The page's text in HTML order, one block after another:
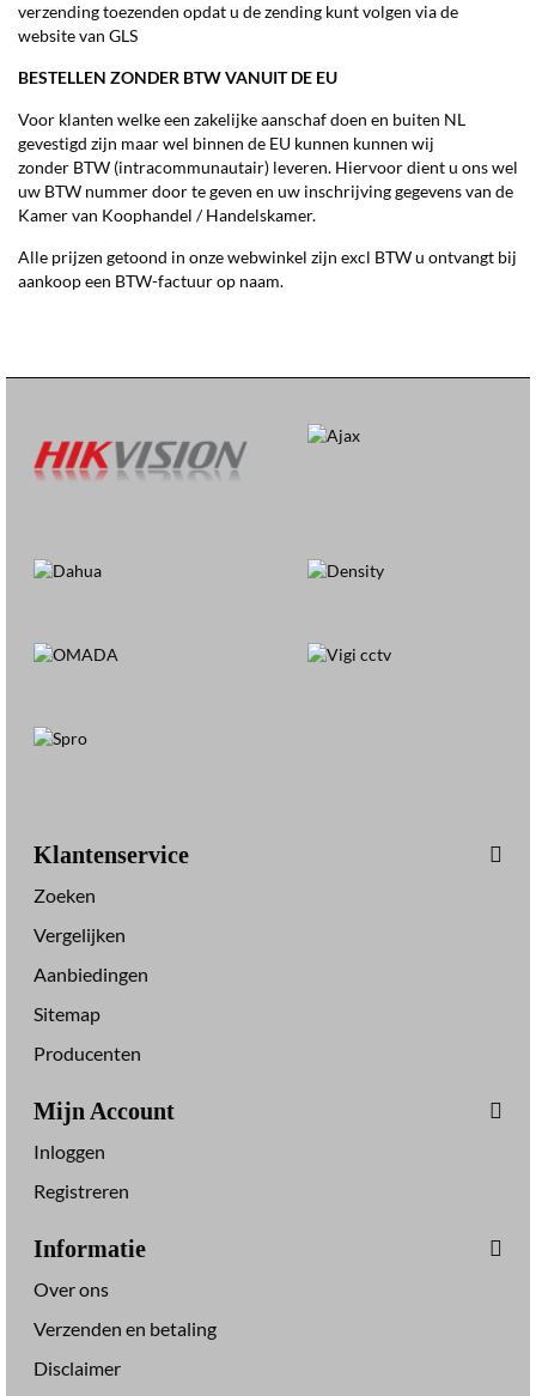
verzending toezenden opdat u de zending kunt volgen via de
website van GLS
BESTELLEN ZONDER BTW VANUIT DE EU
Voor klanten welke een zakelijke aanschaf doen en buiten NL
gevestigd zijn maar wel binnen de EU kunnen kunnen wij
zonder BTW (intracommunautair) leveren. Hiervoor dient u ons wel
uw BTW nummer door te geven en uw inschrijving gegevens van de
Kamer van Koophandel / Handelskamer.
Alle prijzen getoond in onze webwinkel zijn excl BTW u ontvangt bij
aankoop een BTW-factuur op naam.
Klantenservice
Zoeken
Vergelijken
Aanbiedingen
Sitemap
Producenten
Mijn Account
Inloggen
Registreren
Informatie
Over ons
Verzenden en betaling
Disclaimer